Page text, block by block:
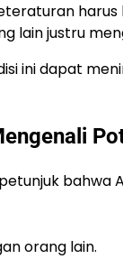
lain justru
ini dapat
bahwa
orang lain.